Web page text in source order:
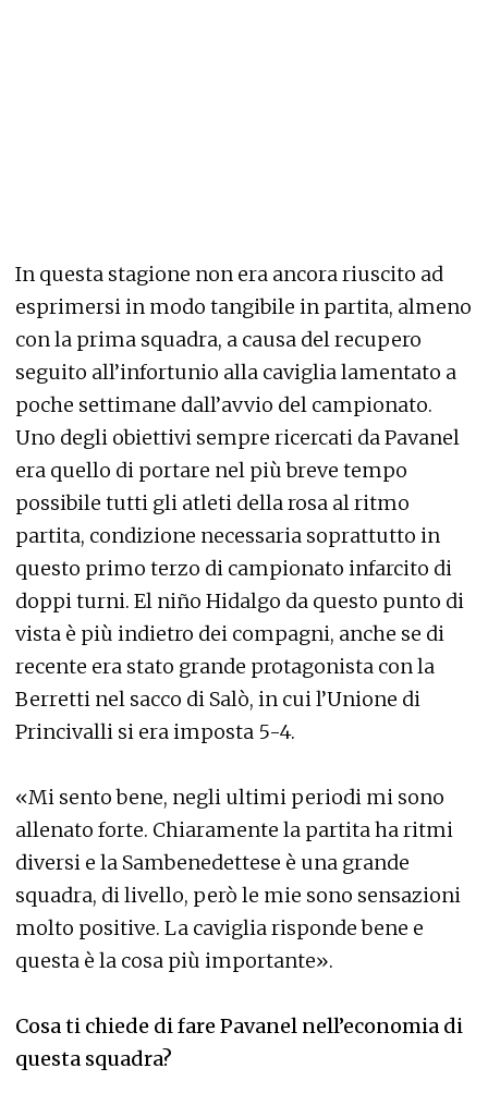
In questa stagione non era ancora riuscito ad
esprimersi in modo tangibile in partita, almeno
con la prima squadra, a causa del recupero
seguito all’infortunio alla caviglia lamentato a
poche settimane dall’avvio del campionato.
Uno degli obiettivi sempre ricercati da Pavanel
era quello di portare nel più breve tempo
possibile tutti gli atleti della rosa al ritmo
partita, condizione necessaria soprattutto in
questo primo terzo di campionato infarcito di
doppi turni. El niño Hidalgo da questo punto di
vista è più indietro dei compagni, anche se di
recente era stato grande protagonista con la
Berretti nel sacco di Salò, in cui l’Unione di
Princivalli si era imposta 5-4.
«Mi sento bene, negli ultimi periodi mi sono
allenato forte. Chiaramente la partita ha ritmi
diversi e la Sambenedettese è una grande
squadra, di livello, però le mie sono sensazioni
molto positive. La caviglia risponde bene e
questa è la cosa più importante».
Cosa ti chiede di fare Pavanel nell’economia di
questa squadra?